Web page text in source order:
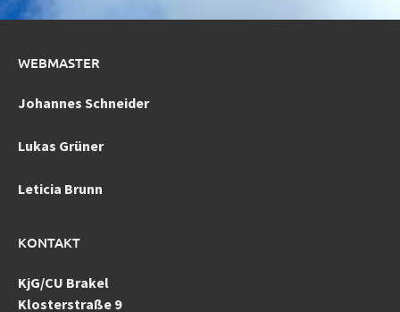
WEBMASTER
Johannes Schneider
Lukas Grüner
Leticia Brunn
KONTAKT
KjG/CU Brakel
Klosterstraße 9